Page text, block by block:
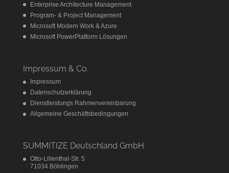
Enterprise Architecture Management
Program- & Project Management
Microsoft Modern Work & Azure
Microsoft PowerPlatform Lösungen
Impressum & Co.
Impressum
Datenschutzerklärung
Dienstleistungs Rahmenvereinbarung
Allgemeine Geschäftsbedingungen
SUMMITIZE Deutschland GmbH
Otto-Lilienthal-Str. 5
71034 Böblingen